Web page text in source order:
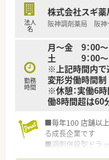
高く、しっかりと
■主に小児科や内
をはじめ、患者様
■地域医療に貢献
取りながら、在宅
■管理薬剤師とし
ど、マネジメント
法人
名
株式会社スギ薬
阪神調剤薬局 阪神
勤務
時間
月～金 9：00
土 9：00～
※上記時間内で
変形労働時間制
※休憩：実働6
働8時間超は60
■毎年100 店舗以
る成長企業です
■調剤併設型ドラッ